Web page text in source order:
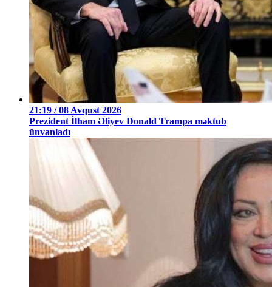
21:19 / 08 Avqust 2026
Prezident İlham Əliyev Donald Trampa məktub
ünvanladı